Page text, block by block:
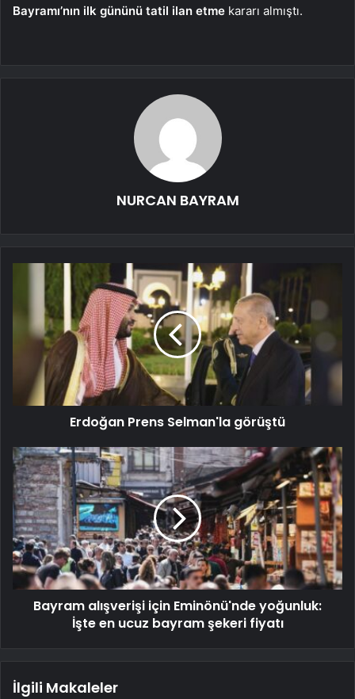
Bayramı’nın ilk gününü tatil ilan etme kararı almıştı.
NURCAN BAYRAM
Erdoğan Prens Selman'la görüştü
Bayram alışverişi için Eminönü'nde yoğunluk:
İşte en ucuz bayram şekeri fiyatı
İlgili Makaleler